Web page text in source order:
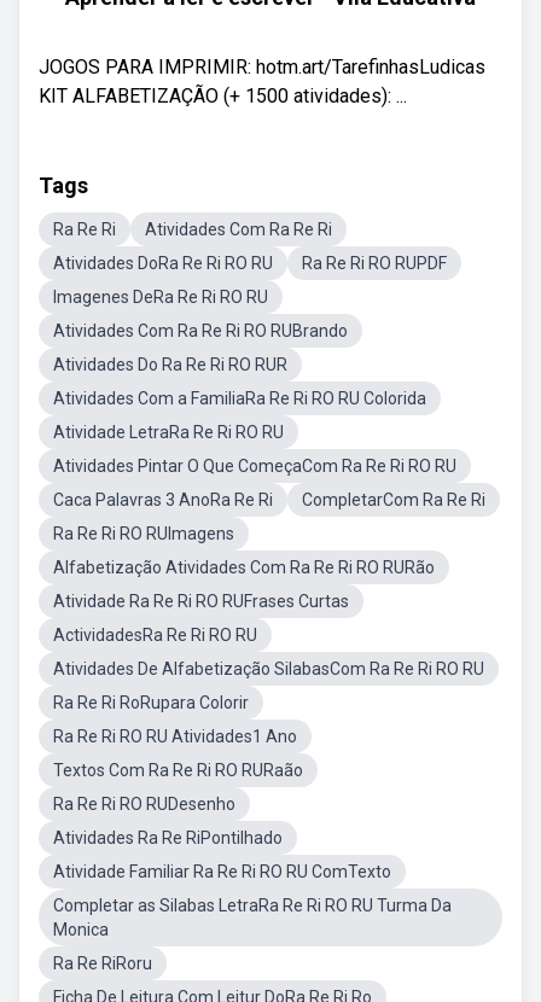
JOGOS PARA IMPRIMIR: hotm.art/TarefinhasLudicas
KIT ALFABETIZAÇÃO (+ 1500 atividades): ...
Tags
Ra Re Ri
Atividades Com Ra Re Ri
Atividades DoRa Re Ri RO RU
Ra Re Ri RO RUPDF
Imagenes DeRa Re Ri RO RU
Atividades Com Ra Re Ri RO RUBrando
Atividades Do Ra Re Ri RO RUR
Atividades Com a FamiliaRa Re Ri RO RU Colorida
Atividade LetraRa Re Ri RO RU
Atividades Pintar O Que ComeçaCom Ra Re Ri RO RU
Caca Palavras 3 AnoRa Re Ri
CompletarCom Ra Re Ri
Ra Re Ri RO RUImagens
Alfabetização Atividades Com Ra Re Ri RO RURão
Atividade Ra Re Ri RO RUFrases Curtas
ActividadesRa Re Ri RO RU
Atividades De Alfabetização SilabasCom Ra Re Ri RO RU
Ra Re Ri RoRupara Colorir
Ra Re Ri RO RU Atividades1 Ano
Textos Com Ra Re Ri RO RURaão
Ra Re Ri RO RUDesenho
Atividades Ra Re RiPontilhado
Atividade Familiar Ra Re Ri RO RU ComTexto
Completar as Silabas LetraRa Re Ri RO RU Turma Da
Monica
Ra Re RiRoru
Ficha De Leitura Com Leitur DoRa Re Ri Ro